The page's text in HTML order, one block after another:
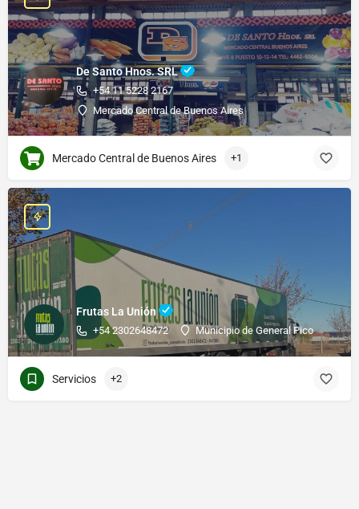
De Santo Hnos. SRL
+54 11 5228 2167
Mercado Central de Buenos Aires
Mercado Central de Buenos Aires +1
Frutas La Unión
+54 2302648472 Municipio de General Pico
Servicios +2